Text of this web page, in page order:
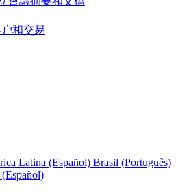
和交易
Latina (Español) Brasil (Português)